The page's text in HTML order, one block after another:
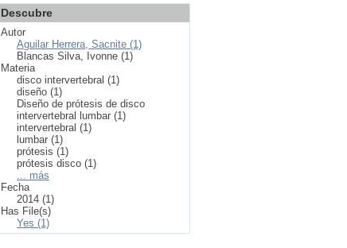
Descubre
Autor
Aguilar Herrera, Sacnite (1)
Blancas Silva, Ivonne (1)
Materia
disco intervertebral (1)
diseño (1)
Diseño de prótesis de disco
intervertebral lumbar (1)
intervertebral (1)
lumbar (1)
prótesis (1)
prótesis disco (1)
... más
Fecha
2014 (1)
Has File(s)
Yes (1)